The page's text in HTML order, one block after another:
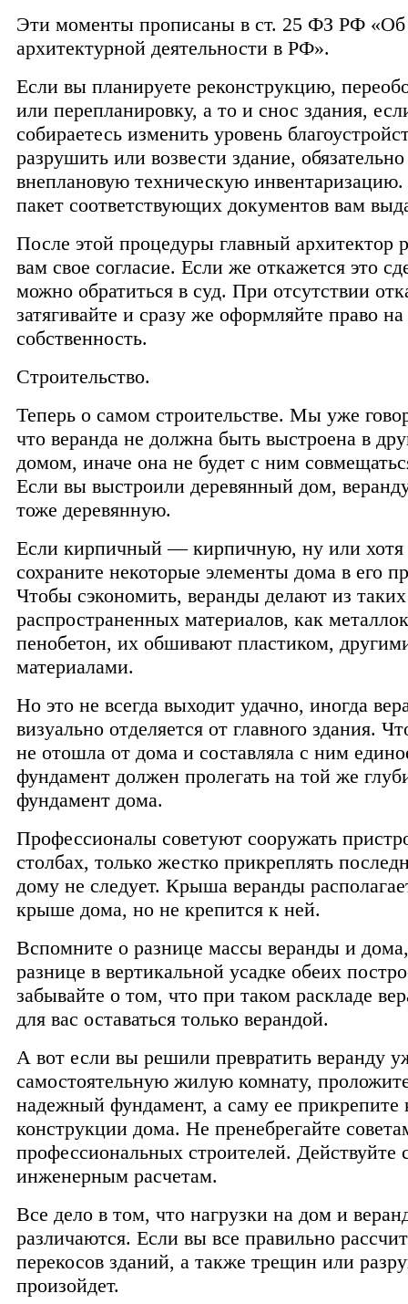
Эти моменты прописаны в ст. 25 ФЗ РФ «Об
архитектурной деятельности в РФ».
Если вы планируете реконструкцию,
или перепланировку, а то и снос здания,
собираетесь изменить уровень
разрушить или возвести здание,
внеплановую техническую
пакет соответствующих документов вам
После этой процедуры главный архитектор
вам свое согласие. Если же откажется это
можно обратиться в суд. При отсутствии
затягивайте и сразу же оформляйте право на
собственность.
Строительство.
Теперь о самом строительстве. Мы уже
что веранда не должна быть выстроена в
домом, иначе она не будет с ним
Если вы выстроили деревянный дом,
тоже деревянную.
Если кирпичный — кирпичную, ну или
сохраните некоторые элементы дома в его
Чтобы сэкономить, веранды делают из таких
распространенных материалов, как
пенобетон, их обшивают пластиком,
материалами.
Но это не всегда выходит удачно, иногда
визуально отделяется от главного здания.
не отошла от дома и составляла с ним
фундамент должен пролегать на той же
фундамент дома.
Профессионалы советуют сооружать
столбах, только жестко прикреплять
дому не следует. Крыша веранды
крыше дома, но не крепится к ней.
Вспомните о разнице массы веранды и
разнице в вертикальной усадке обеих
забывайте о том, что при таком раскладе
для вас оставаться только верандой.
А вот если вы решили превратить веранду
самостоятельную жилую комнату,
надежный фундамент, а саму ее прикрепите
конструкции дома. Не пренебрегайте
профессиональных строителей. Действуйте
инженерным расчетам.
Все дело в том, что нагрузки на дом и
различаются. Если вы все правильно
перекосов зданий, а также трещин или
произойдет.